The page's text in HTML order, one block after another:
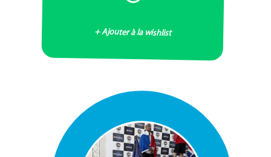
+ Ajouter à la wishlist